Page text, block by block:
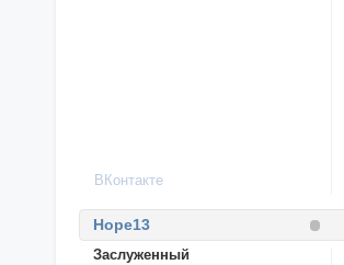
ВКонтакте
Hope13
Заслуженный